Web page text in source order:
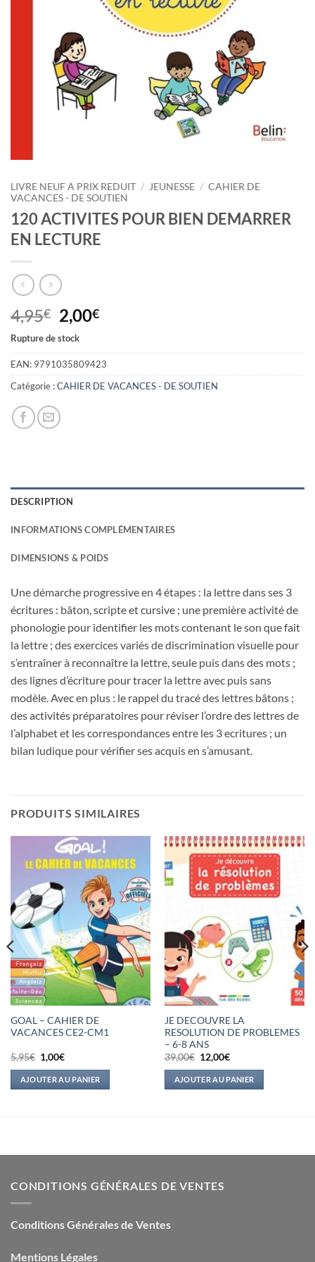
LIVRE NEUF A PRIX REDUIT / JEUNESSE / CAHIER DE
VACANCES - DE SOUTIEN
120 ACTIVITES POUR BIEN DEMARRER
EN LECTURE
4,95€ Le
prix
initial
était :
4,95€.
2,00€Le
actuel
est :
2,00€.
Rupture de stock
EAN: 9791035809423
Catégorie :CAHIER DE VACANCES - DE SOUTIEN
DESCRIPTION
INFORMATIONS COMPLÉMENTAIRES
DIMENSIONS & POIDS
Une démarche progressive en 4 étapes : la lettre dans ses 3
écritures : bâton, scripte et cursive ; une première activité de
phonologie pour identifier les mots contenant le son que fait
la lettre ; des exercices variés de discrimination visuelle pour
s’entraîner à reconnaître la lettre, seule puis dans des mots ;
des lignes d’écriture pour tracer la lettre avec puis sans
modèle. Avec en plus : le rappel du tracé des lettres bâtons ;
des activités préparatoires pour réviser l’ordre des lettres de
l’alphabet et les correspondances entre les 3 ecritures ; un
bilan ludique pour vérifier ses acquis en s’amusant.
PRODUITS SIMILAIRES
GOAL – CAHIER DE
VACANCES CE2-CM1
5,95€ Le
prix
initial
était :
5,95€.
1,00€Le
actuel
est :
1,00€.
AJOUTER AU PANIER
JE DECOUVRE LA
RESOLUTION DE PROBLEMES
– 6-8 ANS
39,00€ Le
prix
initial
était :
39,00€.
12,00€Le
actuel
est :
12,00€.
AJOUTER AU PANIER
CONDITIONS GÉNÉRALES DE VENTES
Conditions Générales de Ventes
Mentions Légales